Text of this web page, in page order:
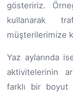
gösteririz.
kullanarak
müşterilerimize
Yaz aylarında
aktivitelerinin
farklı bir boyut